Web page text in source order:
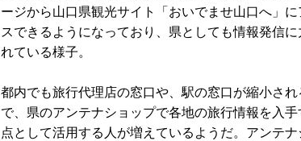
ージから山口県観光サイト「おいでませ山口へ」に
スできるようになっており、県としても情報発信に
れている様子。
都内でも旅行代理店の窓口や、駅の窓口が縮小され
で、県のアンテナショップで各地の旅行情報を入
点として活用する人が増えているようだ。アンテナ